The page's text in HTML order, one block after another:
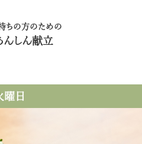
ちの方のための
んしん献立
曜日